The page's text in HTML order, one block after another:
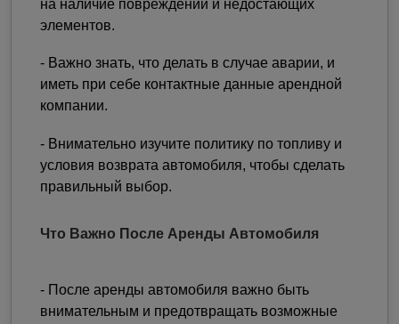
на наличие повреждений и недостающих
элементов.
- Важно знать, что делать в случае аварии, и
иметь при себе контактные данные арендной
компании.
- Внимательно изучите политику по топливу и
условия возврата автомобиля, чтобы сделать
правильный выбор.
Что Важно После Аренды Автомобиля
- После аренды автомобиля важно быть
внимательным и предотвращать возможные